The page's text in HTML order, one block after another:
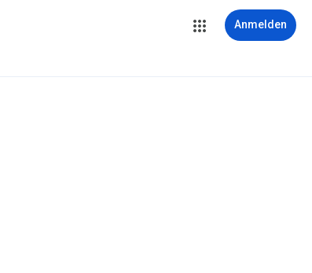
Anmelden